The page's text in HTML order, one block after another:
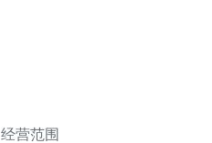
经营范围